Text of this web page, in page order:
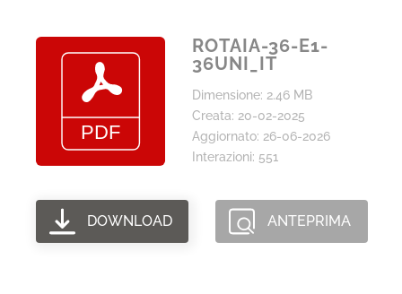
ROTAIA-36-E1-
36UNI_IT
Dimensione: 2.46 MB
Creata: 20-02-2025
Aggiornato: 26-06-2026
Interazioni: 551
DOWNLOAD ANTEPRIMA